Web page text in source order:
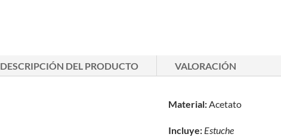
DESCRIPCIÓN DEL PRODUCTO VALORACIÓN
Material:Acetato
Incluye: Estuche